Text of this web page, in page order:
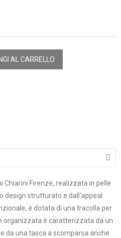
AL CARRELLO
Chiarini Firenze, realizzata in pelle
design strutturato e dall'appeal
è dotata di una tracolla per
organizzata è caratterizzata da un
da una tasca a scomparsa anche